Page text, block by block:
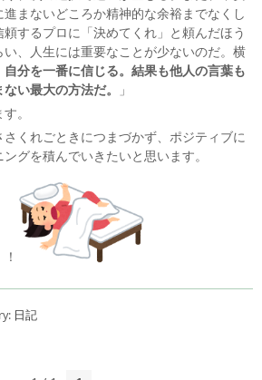
まないどころか精神的な余裕までなくし
するプロに「決めてくれ」と頼んだほう
、人生には重要なことが少ないのだ。横
自分を一番に信じる。結果も他人の言葉も
い最大の方法だ。
」
。
くれごときにつまづかず、ポジティブに
グを積んでいきたいと思います。
日記